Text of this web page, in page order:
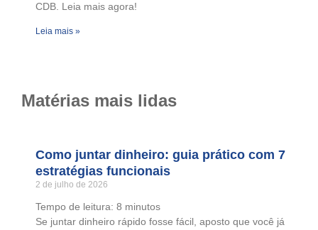
CDB. Leia mais agora!
Leia mais »
Matérias mais lidas
Como juntar dinheiro: guia prático com 7
estratégias funcionais
2 de julho de 2026
Tempo de leitura: 8 minutos
Se juntar dinheiro rápido fosse fácil, aposto que você já